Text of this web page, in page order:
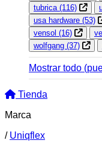
tubrica (116)
usa hardware (53)
vensol (16)
wolfgang (37)
Mostrar todo
Tienda
Marca
/ Uniqflex